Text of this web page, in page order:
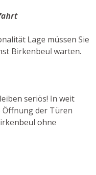
Lage müssen Sie
Birkenbeul warten.
seriös! In weit
Öffnung der Türen
ohne